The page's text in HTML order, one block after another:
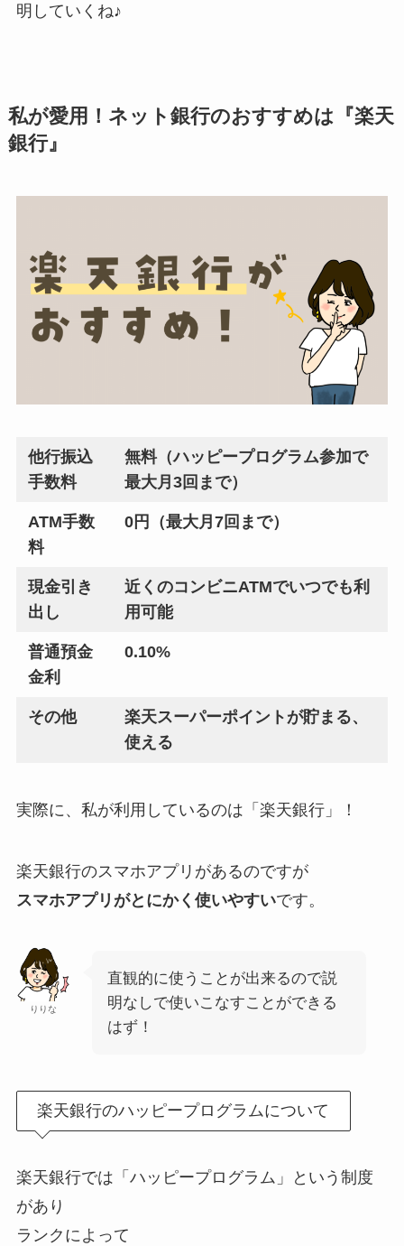
明していくね♪
私が愛用！ネット銀行のおすすめは『楽天
銀行』
他行振込
手数料
無料（ハッピープログラム参加で
最大月3回まで）
ATM手数
料
0円（最大月7回まで）
現金引き
出し
近くのコンビニATMでいつでも利
用可能
普通預金
金利
0.10%
その他
楽天スーパーポイントが貯まる、
使える
実際に、私が利用しているのは「楽天銀行」！
楽天銀行のスマホアプリがあるのですが
スマホアプリがとにかく使いやすいです。
りりな
直観的に使うことが出来るので説
明なしで使いこなすことができる
はず！
楽天銀行のハッピープログラムについて
楽天銀行では「ハッピープログラム」という制度
があり
ランクによって